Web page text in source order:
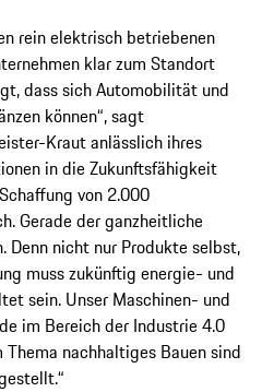
rein elektrisch betriebenen
klar zum Standort
dass sich Automobilität und
können“, sagt
Kraut anlässlich ihres
in die Zukunftsfähigkeit
von 2.000
Gerade der ganzheitliche
Denn nicht nur Produkte selbst,
muss zukünftig energie- und
sein. Unser Maschinen- und
im Bereich der Industrie 4.0
nachhaltiges Bauen sind